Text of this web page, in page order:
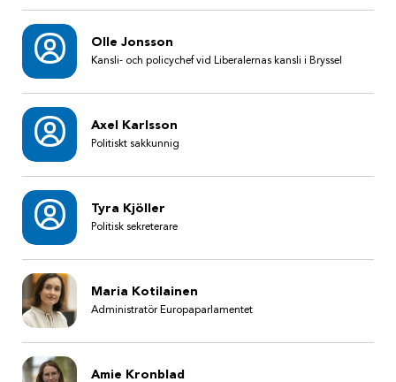
Olle Jonsson
Kansli- och policychef vid Liberalernas kansli i Bryssel
Axel Karlsson
Politiskt sakkunnig
Tyra Kjöller
Politisk sekreterare
Maria Kotilainen
Administratör Europaparlamentet
Amie Kronblad